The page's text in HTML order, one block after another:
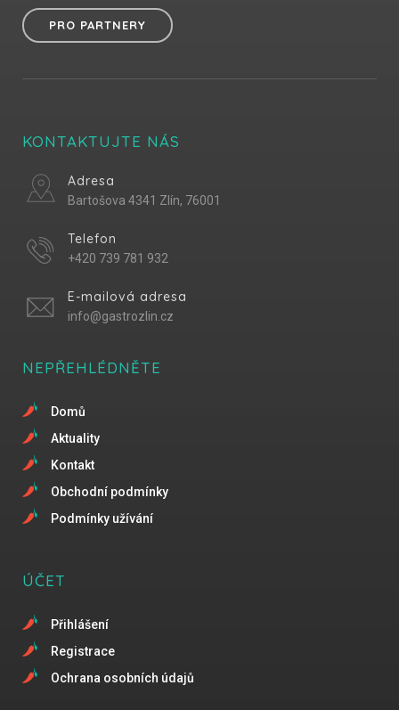
PRO PARTNERY
KONTAKTUJTE NÁS
Adresa
Bartošova 4341 Zlín, 76001
Telefon
+420 739 781 932
E-mailová adresa
info@gastrozlin.cz
NEPŘEHLÉDNĚTE
Domů
Aktuality
Kontakt
Obchodní podmínky
Podmínky užívání
ÚČET
Přihlášení
Registrace
Ochrana osobních údajů